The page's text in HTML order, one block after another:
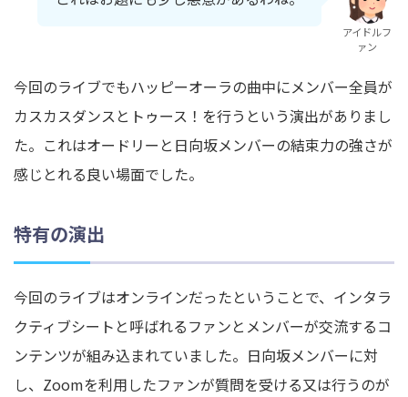
アイドルフ
ァン
今回のライブでもハッピーオーラの曲中にメンバー全員が
カスカスダンスとトゥース！を行うという演出がありまし
た。これはオードリーと日向坂メンバーの結束力の強さが
感じとれる良い場面でした。
特有の演出
今回のライブはオンラインだったということで、インタラ
クティブシートと呼ばれるファンとメンバーが交流するコ
ンテンツが組み込まれていました。日向坂メンバーに対
し、Zoomを利用したファンが質問を受ける又は行うのが